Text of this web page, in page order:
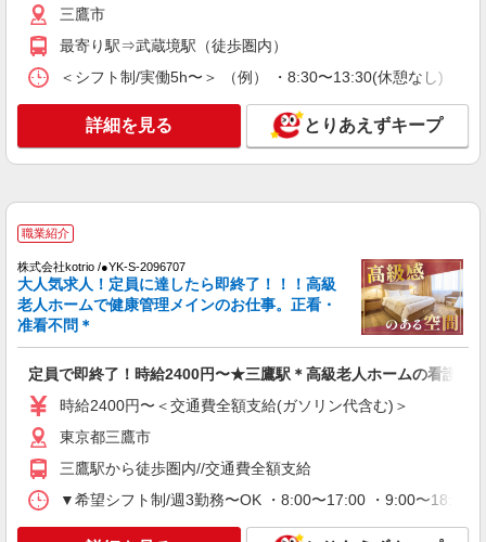
時給1650円〜2312円 ＜日払い有/週払い有/交
通費全支給(ガソリン代含む)＞
東京都三鷹市
キープ 詳細を見る
株式会社kotrio /●SW-H2-1983989
時給2400円〜3000円＜交通費全額支給(ガソリ
ン代含む)/日払い可/週払い可＞
キープ 詳細を見る
派遣社員
株式会社トラストグロース 新宿本社 第2営業部
介護付き有料老人ホームでの看護師
時給：2300円〜 ※資格や経験などによる
三鷹市
最寄り駅⇒武蔵境駅（徒歩圏内）
＜シフト制/実働5h〜＞ （例） ・8:30〜13:30(休憩なし) ・
詳細を見る とりあえずキープ
職業紹介
株式会社kotrio /●YK-S-2096707
大人気求人！定員に達したら即終了！！！高級
老人ホームで健康管理メインのお仕事。正看・
准看不問＊
定員で即終了！時給2400円〜★三鷹駅＊高級老人ホームの看護師
時給2400円〜＜交通費全額支給(ガソリン代含む)＞
東京都三鷹市
三鷹駅から徒歩圏内//交通費全額支給
▼希望シフト制/週3勤務〜OK ・8:00〜17:00 ・9:00〜